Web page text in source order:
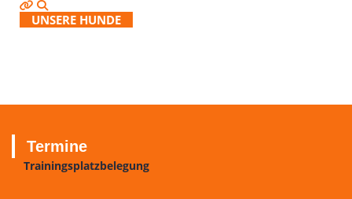
UNSERE HUNDE
Termine
Trainingsplatzbelegung